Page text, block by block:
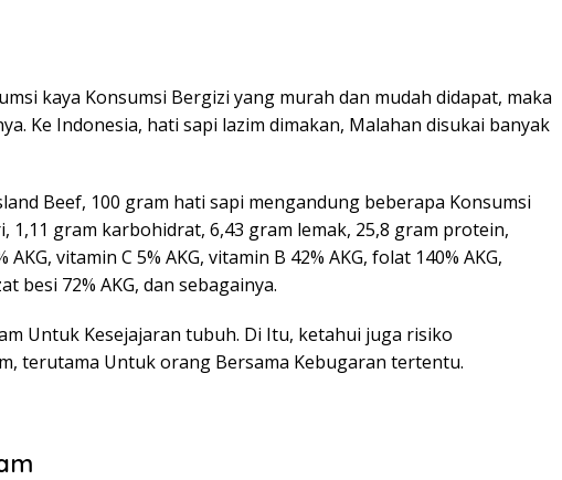
kaya Konsumsi Bergizi yang murah dan mudah didapat, maka
Ke Indonesia, hati sapi lazim dimakan, Malahan disukai banyak
Beef, 100 gram hati sapi mengandung beberapa Konsumsi
1,11 gram karbohidrat, 6,43 gram lemak, 25,8 gram protein,
vitamin C 5% AKG, vitamin B 42% AKG, folat 140% AKG,
besi 72% AKG, dan sebagainya.
Untuk Kesejajaran tubuh. Di Itu, ketahui juga risiko
terutama Untuk orang Bersama Kebugaran tertentu.